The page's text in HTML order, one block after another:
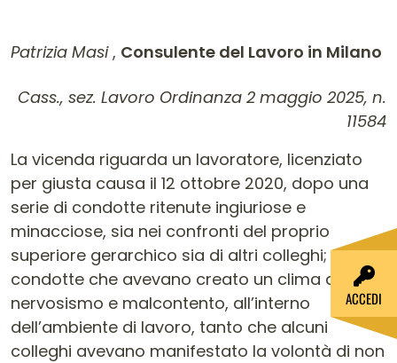
Patrizia Masi, Consulente del Lavoro in Milano
Contenuto dell'articolo
Cass., sez. Lavoro Ordinanza 2 maggio 2025, n.
11584
La vicenda riguarda un lavoratore, licenziato
per giusta causa il 12 ottobre 2020, dopo una
serie di condotte ritenute ingiuriose e
minacciose, sia nei confronti del proprio
superiore gerarchico sia di altri colleghi;
condotte che avevano creato un clima di
nervosismo e malcontento, all’interno
dell’ambiente di lavoro, tanto che alcuni
colleghi avevano manifestato la volontà di non
ACCEDI